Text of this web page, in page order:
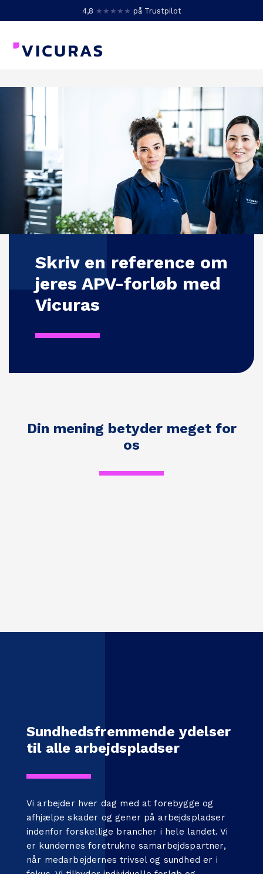
4,8 ★★★★★ på Trustpilot
Skriv en reference om
jeres APV-forløb med
Vicuras
Din mening betyder meget for
os
Sundhedsfremmende ydelser
til alle arbejdspladser
Vi arbejder hver dag med at forebygge og
afhjælpe skader og gener på arbejdspladser
indenfor forskellige brancher i hele landet. Vi
er kundernes foretrukne samarbejdspartner,
når medarbejdernes trivsel og sundhed er i